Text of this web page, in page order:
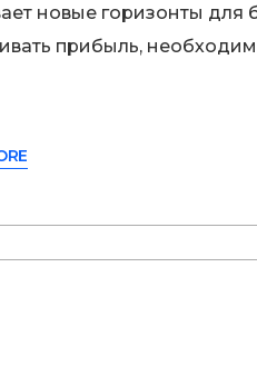
новые горизонты для
прибыль,